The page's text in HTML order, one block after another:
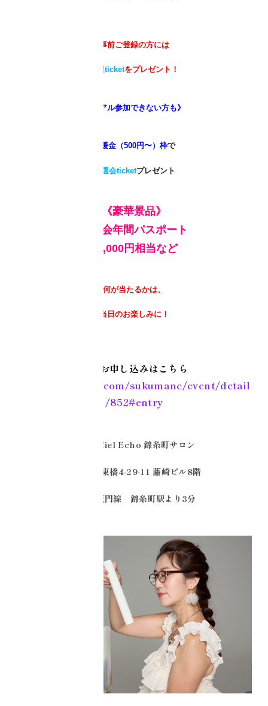
事前ご登録の方には
抽選ticketをプレゼント！
《リアル参加できない方も》
応援金（500円〜）枠で
抽選会ticketプレゼント
《豪華景品》
音浴会年間パスポート
88,000円相当など
何が当たるかは、
当日のお楽しみに！
事前お申し込みはこちら
https://cielecho.com/sukumane/event/detail
/852#entry
会場：Ciel Echo 錦糸町サロン
墨田区江東橋4-29-11 藤崎ビル8階
JR/半蔵門線 錦糸町駅より3分